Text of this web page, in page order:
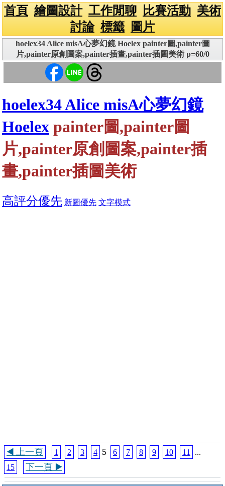
首頁 繪圖設計 工作閒聊 比賽活動 美術
討論 標籤 圖片
hoelex34 Alice misA心夢幻鏡 Hoelex painter圖,painter圖
片,painter原創圖案,painter插畫,painter插圖美術 p=60/0
hoelex34 Alice misA心夢幻鏡
Hoelex painter圖,painter圖
片,painter原創圖案,painter插
畫,painter插圖美術
高評分優先 新圖優先 文字模式
◀️ 上一頁 1 2 3 4 5 6 7 8 9 10 11
...
15
下一頁 ▶️